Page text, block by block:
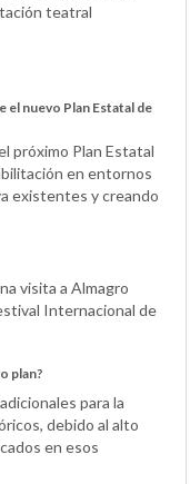
teatral
el nuevo Plan Estatal de
próximo Plan Estatal
en entornos
existentes y creando
visita a Almagro
Internacional de
plan?
para la
debido al alto
en esos